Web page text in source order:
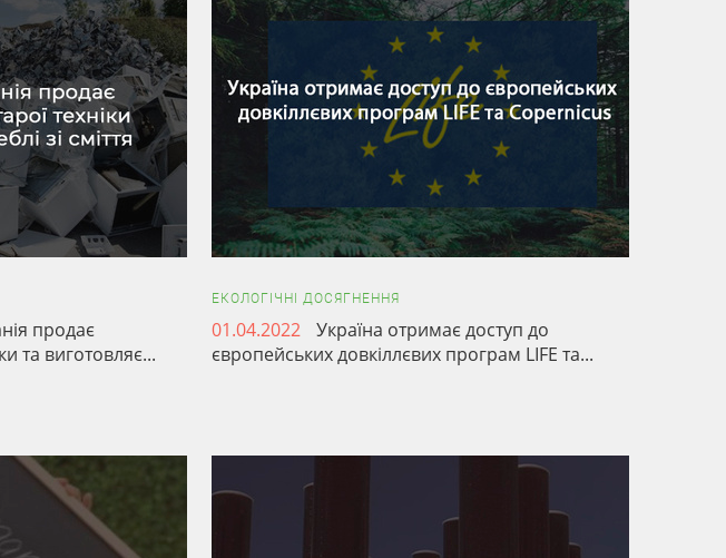
продає
та виготовляє...
ЕКОЛОГІЧНІ ДОСЯГНЕННЯ
01.04.2022
Україна отримає доступ до
європейських довкіллєвих програм LIFE та...